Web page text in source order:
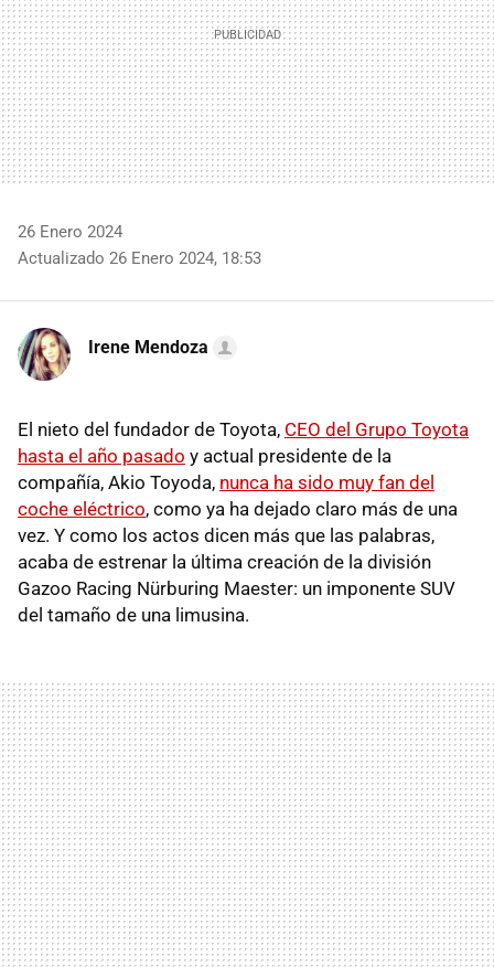
26 Enero 2024
Actualizado 26 Enero 2024, 18:53
Irene Mendoza
El nieto del fundador de Toyota, CEO del Grupo Toyota
hasta el año pasado y actual presidente de la
compañía, Akio Toyoda, nunca ha sido muy fan del
coche eléctrico, como ya ha dejado claro más de una
vez. Y como los actos dicen más que las palabras,
acaba de estrenar la última creación de la división
Gazoo Racing Nürburing Maester: un imponente SUV
del tamaño de una limusina.